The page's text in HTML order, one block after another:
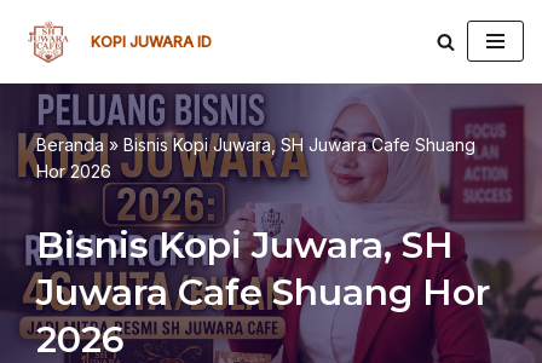
Lompat
konten
KOPI JUWARA ID
Beranda » Bisnis Kopi Juwara, SH Juwara Cafe Shuang
Hor 2026
Bisnis Kopi Juwara, SH
Juwara Cafe Shuang Hor
2026